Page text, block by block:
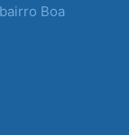
Boa